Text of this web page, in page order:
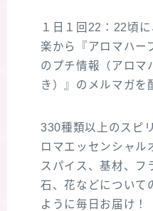
１日１回22：22頃
楽から『アロマハー
のプチ情報（アロマ
き）』のメルマガを
330種類以上のスピ
ロマエッセンシャル
スパイス、基材、フ
石、花などについて
ように毎日お届け！